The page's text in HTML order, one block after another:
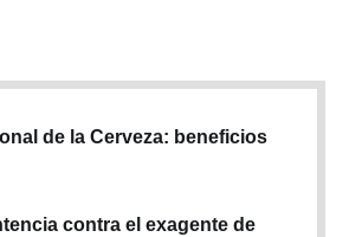
de la Cerveza: beneficios
contra el exagente de